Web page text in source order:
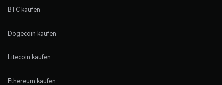
BTC kaufen
Dogecoin kaufen
Litecoin kaufen
Ethereum kaufen